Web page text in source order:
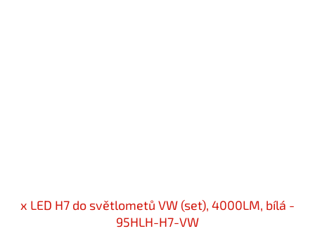
x LED H7 do světlometů VW (set), 4000LM, bílá -
95HLH-H7-VW